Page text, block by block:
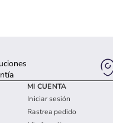
MI CUENTA
Iniciar sesión
Rastrea pedido